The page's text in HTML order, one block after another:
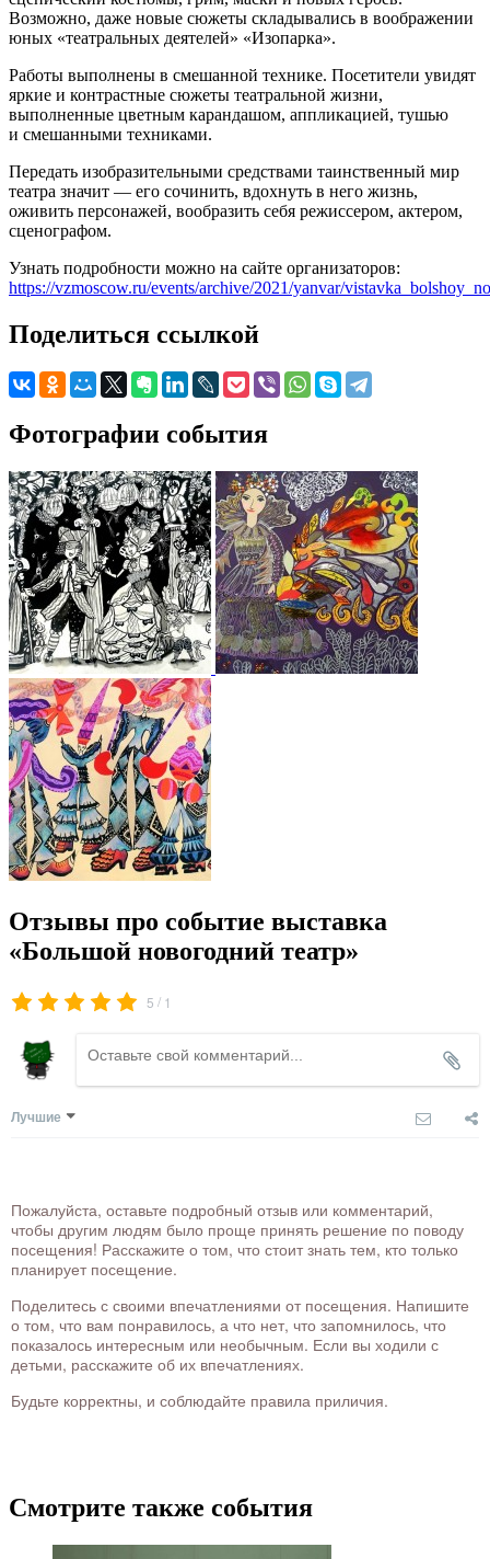
Возможно, даже новые сюжеты складывались в воображении
юных «театральных деятелей» «Изопарка».
Работы выполнены в смешанной технике. Посетители увидят
яркие и контрастные сюжеты театральной жизни,
выполненные цветным карандашом, аппликацией, тушью
и смешанными техниками.
Передать изобразительными средствами таинственный мир
театра значит — его сочинить, вдохнуть в него жизнь,
оживить персонажей, вообразить себя режиссером, актером,
сценографом.
Узнать подробности можно на сайте организаторов:
https://vzmoscow.ru/events/archive/2021/yanvar/
Поделиться ссылкой
Фотографии события
Отзывы про событие выставка
«Большой новогодний театр»
5 / 1
Лучшие
Пожалуйста, оставьте подробный отзыв или комментарий,
чтобы другим людям было проще принять решение по поводу
посещения! Расскажите о том, что стоит знать тем, кто только
планирует посещение.
Поделитесь с своими впечатлениями от посещения. Напишите
о том, что вам понравилось, а что нет, что запомнилось, что
показалось интересным или необычным. Если вы ходили с
детьми, расскажите об их впечатлениях.
Будьте корректны, и соблюдайте правила приличия.
Смотрите также события